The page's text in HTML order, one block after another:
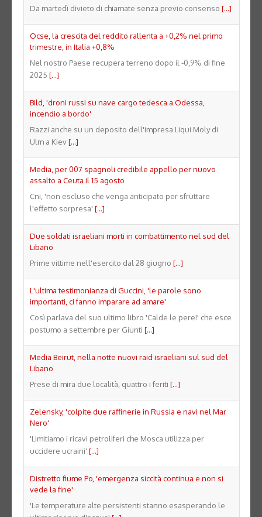
Da martedì divieto di chiamate senza previo consenso [...]
Ocse, la crescita del reddito rallenta a +0,2% nel primo
trimestre, in Italia +0,8%
Nel nostro Paese recupera terreno dopo il -0,9% di fine
2025 [...]
Bild, 'droni russi su nave cargo tedesca a Odessa,
incendio a bordo'
Razzi anche su un deposito dell'impresa Liqui Moly di
Ulm a Kiev[...]
Media, per 007 spagnoli credibile appello per nuovo
assalto a Ceuta il 15 agosto
Cni, 'non escluso che venga anticipato per sfruttare
l'effetto sorpresa' [...]
Due soldati israeliani morti in combattimento nel sud del
Libano
Prime vittime nell'esercito dal 28 giugno [...]
L'ultima testimonianza di Guccini, 'le parole sono
importanti, ci fanno imparare ad amare'
Così parlava del suo ultimo libro 'Calde le pere!' che esce
postumo a settembre per Giunti [...]
Media Beirut, nella notte nuovi raid israeliani sul sud del
Libano
Prese di mira due località, quattro i feriti [...]
Zelensky, 'colpite due raffinerie in Russia e navi nel Mar
Nero'
'Limitiamo i ricavi petroliferi che Mosca utilizza per
uccidere ucraini' [...]
Distretto fiume Po, 'emergenza siccità continua e non si
vede la fine'
'Le temperature alte persistenti stanno esasperando le